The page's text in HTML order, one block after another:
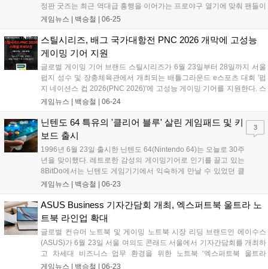
정판 굿즈는 최근 역대급 흥행을 이어가는 프로야구 열기에 맞춰 팬들이
경기장 밖 데스크 환경에서도 응원의 즐거움을 이어갈 수 있도록 기획되
수량이 추가로 판매될 예정이다....
게임뉴스 | 백승철 | 06-25
스틸시리즈, 배그 국가대항전 PNC 2026 개막에 고성능
게이밍 기어 지원
글로벌 게이밍 기어 브랜드 스틸시리즈가 6월 23일부터 28일까지 서울
펍지 성수 및 장충체육관에서 개최되는 배틀그라운드 e스포츠 대회 '펍
지 네이션스 컵 2026(PNC 2026)'에 고성능 게이밍 기어를 지원한다. 스
틸시리즈는 이번 대회에 FPS 장르에 최적화된 무선 게이밍 헤드셋 '아크
를 돕는다. 2026 펍지 글로벌 시리즈 공식 스폰서인 스틸시리즈는 디펜
딩 챔피언 베트남과 대한민국을 포함한 총 24개국 대표팀이 격돌하는 이
번 대회를 통해 자사의 하드웨어 기술력을 선보인다....
게임뉴스 | 백승철 | 06-24
닌텐도 64 특유의 '클리어 블루' 살린 게임패드 및 키
보드 출시
1996년 6월 23일 출시한 닌텐도 64(Nintendo 64)는 오늘로 30주
년을 맞이했다. 레트로한 감성의 게이밍기어로 인기를 끌고 있는
8BitDo에서는 닌텐도 게임기기에서 익숙하게 만날 수 있었던 클
리어 블루(Clear Blue) 색상의 기계식 키보드와 얼티메이트
의 클리어 블루 모델에서 따온 것으로 보인다. 밝은 청록색에 반
투명 처리되어 있는 해당 모델은 닌텐도 게임보이에서도 종종 만
날 수 있는 색상이었다....
게임뉴스 | 백승철 | 06-23
3
ASUS Business 기자간담회 개최, 엑스퍼트북 울트라 노
트북 라인업 확대
글로벌 컨슈머 노트북 및 게이밍 노트북 시장 리딩 브랜드인 에이수스
(ASUS)가 6월 23일 서울 여의도 콘래드 서울에서 기자간담회를 개최하
고 차세대 비즈니스 업무 환경을 위한 노트북 ‘엑스퍼트북 울트라
(ExpertBook Ultra)’를 공개했다. 이번 신제품은 초경량 설계와 고해상도
게임뉴스 | 백승철 | 06-23